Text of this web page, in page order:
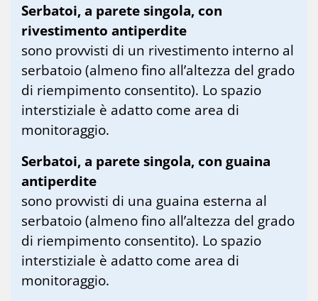
Serbatoi, a parete singola, con
rivestimento antiperdite
sono provvisti di un rivestimento interno al
serbatoio (almeno fino all’altezza del grado
di riempimento consentito). Lo spazio
interstiziale è adatto come area di
monitoraggio.
Serbatoi, a parete singola, con guaina
antiperdite
sono provvisti di una guaina esterna al
serbatoio (almeno fino all’altezza del grado
di riempimento consentito). Lo spazio
interstiziale è adatto come area di
monitoraggio.